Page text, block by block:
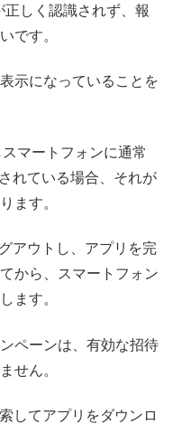
しく認識されず、報
です。
示になっていることを
スマートフォンに通常
れている場合、それが
ます。
アウトし、アプリを完
から、スマートフォン
ます。
ペーンは、有効な招待
せん。
してアプリをダウンロ